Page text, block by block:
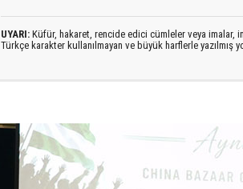
UYARI: Küfür, hakaret, rencide edici cümleler veya imalar,
Türkçe karakter kullanılmayan ve büyük harflerle yazılmış